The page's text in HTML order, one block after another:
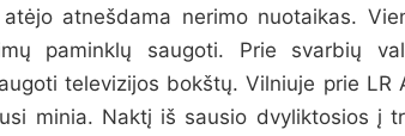
atnešdama nerimo nuotaikas.
paminklų saugoti. Prie svarbių
televizijos bokštų. Vilniuje prie
minia. Naktį iš sausio dvyliktosios į